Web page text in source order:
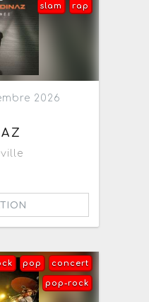
rap
slam
2026
concert
pop
pop-rock